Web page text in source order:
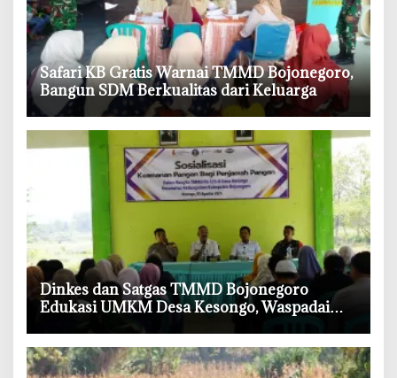
‎Safari KB Gratis Warnai TMMD Bojonegoro,
Bangun SDM Berkualitas dari Keluarga
‎Dinkes dan Satgas TMMD Bojonegoro
Edukasi UMKM Desa Kesongo, Waspadai
Boraks dan Formalin